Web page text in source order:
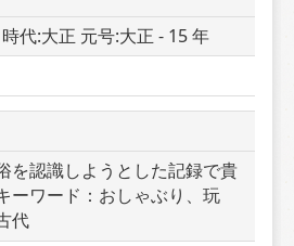
代:大正 元号:大正 - 15 年
を認識しようとした記録で貴
ーワード：おしゃぶり、玩
代